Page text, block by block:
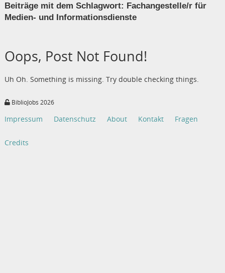
Beiträge mit dem Schlagwort: Fachangestelle/r für
Medien- und Informationsdienste
Oops, Post Not Found!
Uh Oh. Something is missing. Try double checking things.
BiblioJobs 2026
Impressum Datenschutz About Kontakt Fragen
Credits